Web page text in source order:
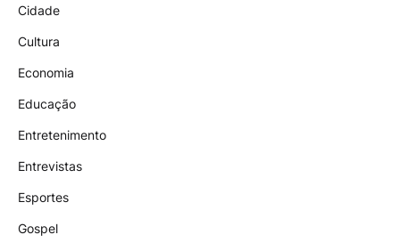
Cidade
Cultura
Economia
Educação
Entretenimento
Entrevistas
Esportes
Gospel